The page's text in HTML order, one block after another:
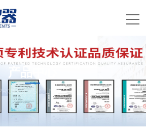
产品中心
PRODUCTS CENTER